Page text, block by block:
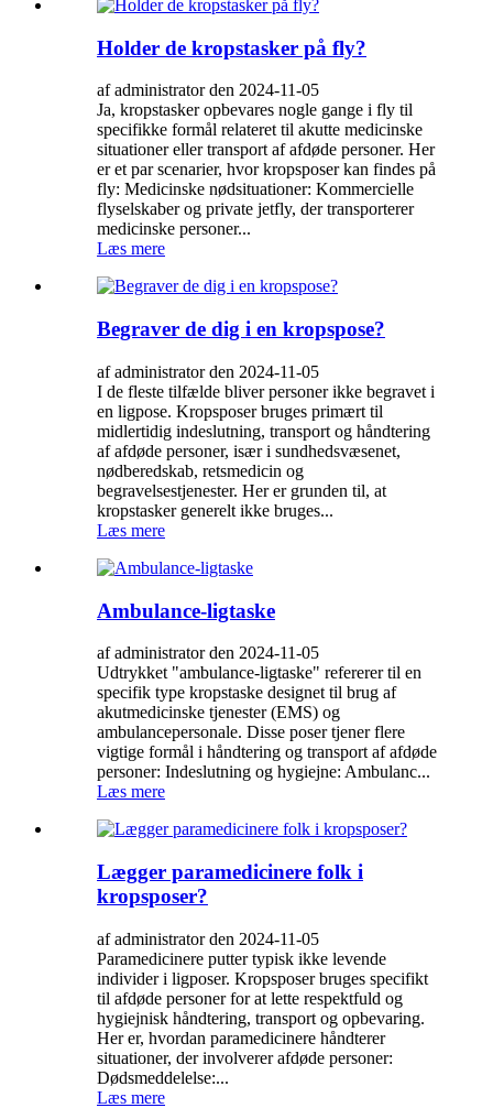
Holder de kropstasker på fly?
af administrator den 2024-11-05
Ja, kropstasker opbevares nogle gange i fly til
specifikke formål relateret til akutte medicinske
situationer eller transport af afdøde personer. Her
er et par scenarier, hvor kropsposer kan findes på
fly: Medicinske nødsituationer: Kommercielle
flyselskaber og private jetfly, der transporterer
medicinske personer...
Læs mere
Begraver de dig i en kropspose?
af administrator den 2024-11-05
I de fleste tilfælde bliver personer ikke begravet i
en ligpose. Kropsposer bruges primært til
midlertidig indeslutning, transport og håndtering
af afdøde personer, især i sundhedsvæsenet,
nødberedskab, retsmedicin og
begravelsestjenester. Her er grunden til, at
kropstasker generelt ikke bruges...
Læs mere
Ambulance-ligtaske
af administrator den 2024-11-05
Udtrykket "ambulance-ligtaske" refererer til en
specifik type kropstaske designet til brug af
akutmedicinske tjenester (EMS) og
ambulancepersonale. Disse poser tjener flere
vigtige formål i håndtering og transport af afdøde
personer: Indeslutning og hygiejne: Ambulanc...
Læs mere
Lægger paramedicinere folk i
kropsposer?
af administrator den 2024-11-05
Paramedicinere putter typisk ikke levende
individer i ligposer. Kropsposer bruges specifikt
til afdøde personer for at lette respektfuld og
hygiejnisk håndtering, transport og opbevaring.
Her er, hvordan paramedicinere håndterer
situationer, der involverer afdøde personer:
Dødsmeddelelse:...
Læs mere